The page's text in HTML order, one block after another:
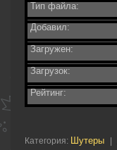
Тип файла:
Добавил:
Загружен:
Загрузок:
Рейтинг:
Категория: Шутеры‎